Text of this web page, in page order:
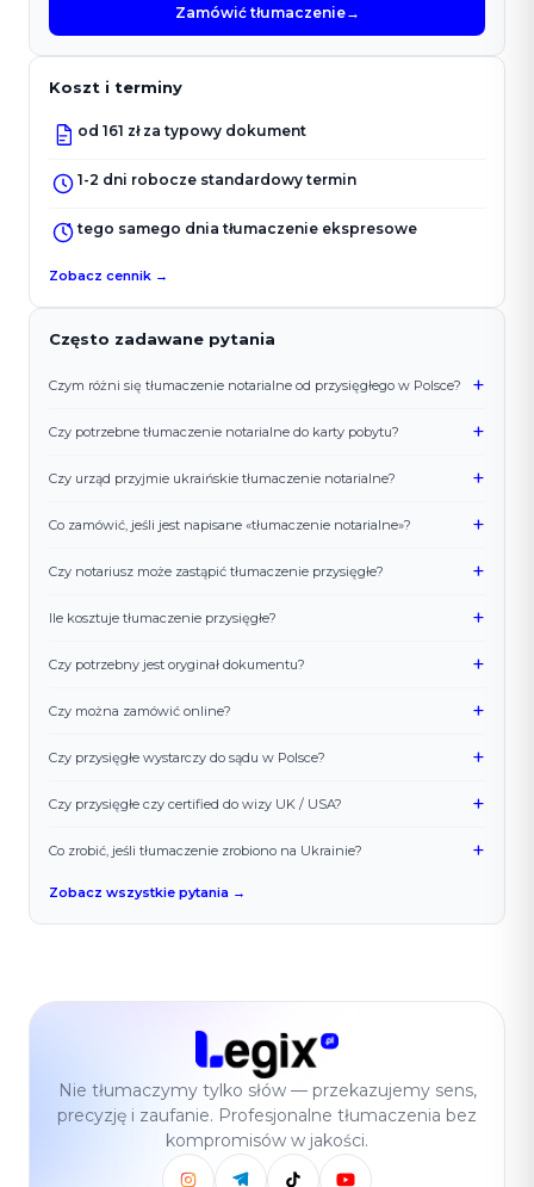
Zamówić tłumaczenie→
Koszt i terminy
od 161 zł za typowy dokument
1-2 dni robocze standardowy termin
tego samego dnia tłumaczenie ekspresowe
Zobacz cennik →
Często zadawane pytania
Czym różni się tłumaczenie notarialne od przysięgłego w Polsce? +
Czy potrzebne tłumaczenie notarialne do karty pobytu? +
Czy urząd przyjmie ukraińskie tłumaczenie notarialne? +
Co zamówić, jeśli jest napisane «tłumaczenie notarialne»? +
Czy notariusz może zastąpić tłumaczenie przysięgłe? +
Ile kosztuje tłumaczenie przysięgłe? +
Czy potrzebny jest oryginał dokumentu? +
Czy można zamówić online? +
Czy przysięgłe wystarczy do sądu w Polsce? +
Czy przysięgłe czy certified do wizy UK / USA? +
Co zrobić, jeśli tłumaczenie zrobiono na Ukrainie? +
Zobacz wszystkie pytania →
Nie tłumaczymy tylko słów — przekazujemy sens,
precyzję i zaufanie. Profesjonalne tłumaczenia bez
kompromisów w jakości.